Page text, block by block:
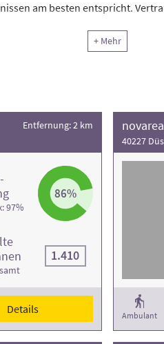
am besten entspricht.
und die Anzahl der
+ Mehr
Entfernung: 2 km
97%
86%
1.410
Details
40227
Ambulant